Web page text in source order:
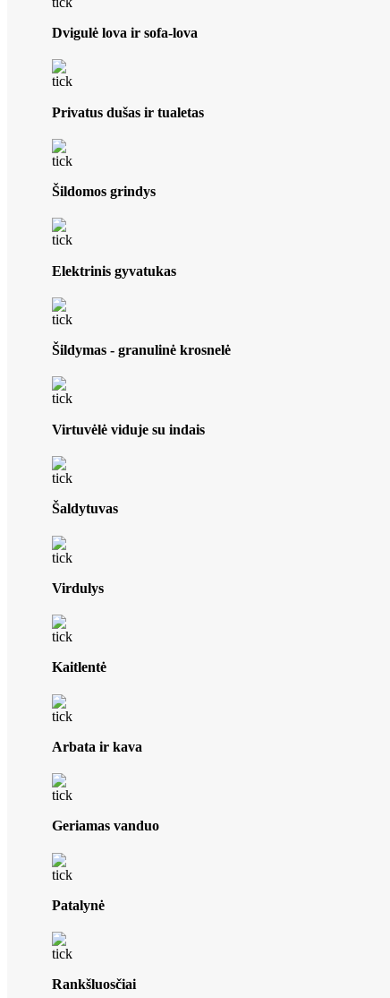
Dvigulė lova ir sofa-lova
Privatus dušas ir tualetas
Šildomos grindys
Elektrinis gyvatukas
Šildymas - granulinė krosnelė
Virtuvėlė viduje su indais
Šaldytuvas
Virdulys
Kaitlentė
Arbata ir kava
Geriamas vanduo
Patalynė
Rankšluosčiai